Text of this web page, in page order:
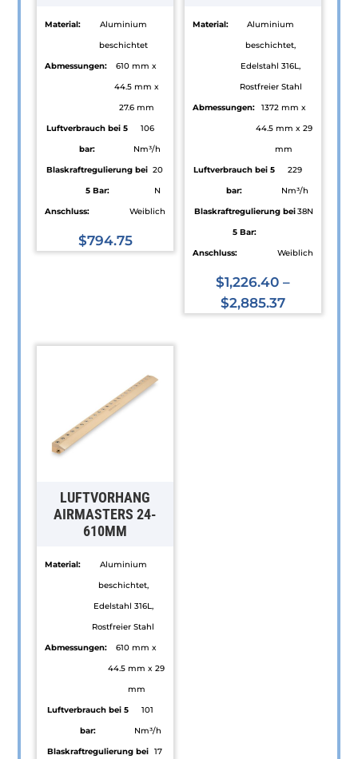
Material:
Aluminium
beschichtet
Abmessungen:
610 mm x
44.5 mm x
27.6 mm
Luftverbrauch bei 5
bar:
106
Nm³/h
Blaskraftregulierung bei
5 Bar:
20
N
Anschluss:
Weiblich
$794.75
Varianten
Optionen
können
Produktseite
gewählt
werden
Material:
Aluminium
beschichtet,
Edelstahl 316L,
Rostfreier Stahl
Abmessungen:
1372 mm x
44.5 mm x 29
mm
Luftverbrauch bei 5
bar:
229
Nm³/h
Blaskraftregulierung bei
5 Bar:
38N
Anschluss: Weiblich
$1,226.40–
$2,885.37
LUFTVORHANG
AIRMASTERS 24-
610MM
Material:
Aluminium
beschichtet,
Edelstahl 316L,
Rostfreier Stahl
Abmessungen:
610 mm x
44.5 mm x 29
mm
Luftverbrauch bei 5
bar:
101
Nm³/h
Blaskraftregulierung bei 17